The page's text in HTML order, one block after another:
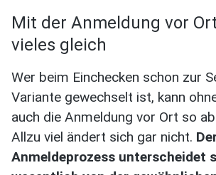
Mit der Anmeldung vor
vieles gleich
Wer beim Einchecken schon zur
Variante gewechselt ist, kann
auch die Anmeldung vor Ort so
Allzu viel ändert sich gar nicht.
Anmeldeprozess unterscheidet